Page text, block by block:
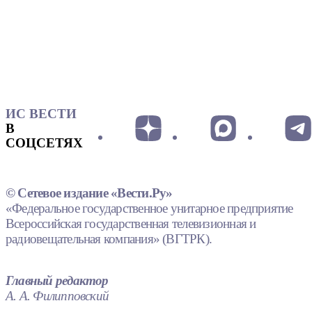
ИС ВЕСТИ
В
СОЦСЕТЯХ
© Сетевое издание «Вести.Ру»
«Федеральное государственное унитарное предприятие
Всероссийская государственная телевизионная и
радиовещательная компания» (ВГТРК).
Главный редактор
А. А. Филипповский